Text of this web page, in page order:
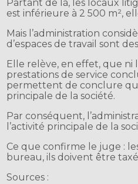
Partant de là, les locaux
est inférieure à 2 500 m²,
Mais l’administration
d’espaces de travail sont
Elle relève, en effet, que
prestations de service
permettent de conclure
principale de la société.
Par conséquent,
l’activité principale de la
Ce que confirme le juge :
bureau, ils doivent être
Sources :